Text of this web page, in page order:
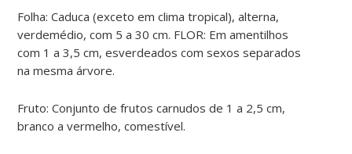
Folha: Caduca (exceto em clima tropical), alterna,
verdemédio, com 5 a 30 cm. FLOR: Em amentilhos
com 1 a 3,5 cm, esverdeados com sexos separados
na mesma árvore.
Fruto: Conjunto de frutos carnudos de 1 a 2,5 cm,
branco a vermelho, comestível.